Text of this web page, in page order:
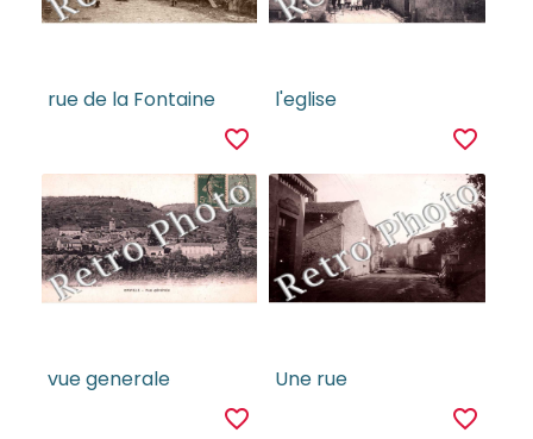
rue de la Fontaine
favorite_border
l'eglise
favorite_border
vue generale
favorite_border
Une rue
favorite_border